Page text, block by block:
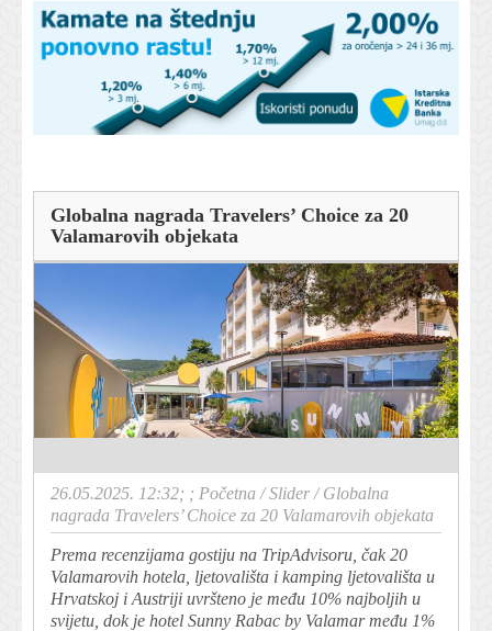
Globalna nagrada Travelers’ Choice za 20
Valamarovih objekata
26.05.2025. 12:32; ; Početna /Slider /Globalna
nagrada Travelers’ Choice za 20 Valamarovih objekata
Prema recenzijama gostiju na TripAdvisoru, čak 20
Valamarovih hotela, ljetovališta i kamping ljetovališta u
Hrvatskoj i Austriji uvršteno je među 10% najboljih u
svijetu, dok je hotel Sunny Rabac by Valamar među 1%